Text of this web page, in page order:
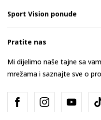
Sport Vision ponude
Pratite nas
Mi dijelimo naše tajne sa
mrežama i saznajte sve o